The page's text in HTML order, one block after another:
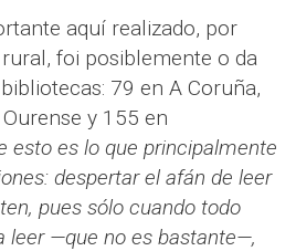
aquí realizado, por
foi posiblemente o da
79 en A Coruña,
y 155 en
esto es lo que principalmente
despertar el afán de leer
pues sólo cuando todo
leer —que no es bastante—,